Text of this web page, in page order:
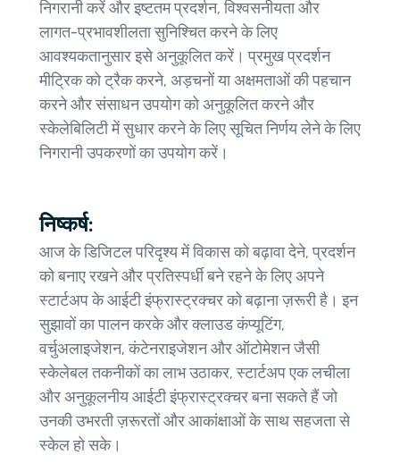
निगरानी करें और इष्टतम प्रदर्शन, विश्वसनीयता और
लागत-प्रभावशीलता सुनिश्चित करने के लिए
आवश्यकतानुसार इसे अनुकूलित करें। प्रमुख प्रदर्शन
मीट्रिक को ट्रैक करने, अड़चनों या अक्षमताओं की पहचान
करने और संसाधन उपयोग को अनुकूलित करने और
स्केलेबिलिटी में सुधार करने के लिए सूचित निर्णय लेने के लिए
निगरानी उपकरणों का उपयोग करें।
निष्कर्ष:
आज के डिजिटल परिदृश्य में विकास को बढ़ावा देने, प्रदर्शन
को बनाए रखने और प्रतिस्पर्धी बने रहने के लिए अपने
स्टार्टअप के आईटी इंफ्रास्ट्रक्चर को बढ़ाना ज़रूरी है। इन
सुझावों का पालन करके और क्लाउड कंप्यूटिंग,
वर्चुअलाइजेशन, कंटेनराइजेशन और ऑटोमेशन जैसी
स्केलेबल तकनीकों का लाभ उठाकर, स्टार्टअप एक लचीला
और अनुकूलनीय आईटी इंफ्रास्ट्रक्चर बना सकते हैं जो
उनकी उभरती ज़रूरतों और आकांक्षाओं के साथ सहजता से
स्केल हो सके।